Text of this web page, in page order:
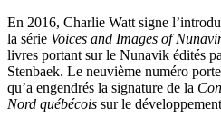
En 2016, Charlie Watt signe
la série Voices and Images of
livres portant sur le Nunavik édités
Stenbaek. Le neuvième numéro
qu’a engendrés la signature de la
Nord québécois sur le